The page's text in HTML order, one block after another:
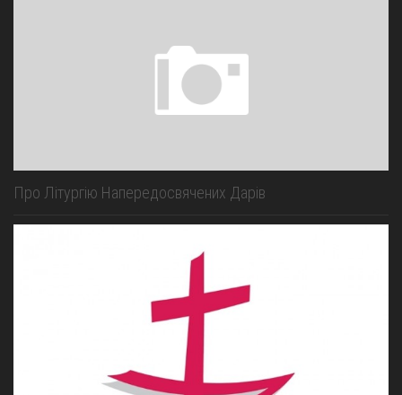
Про Літургію Напередосвячених Дарів